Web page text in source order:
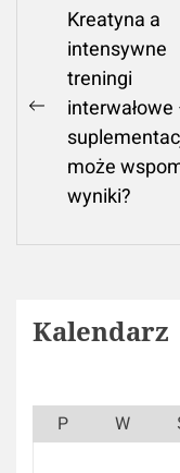
Nawigacja
wpisu
Previous
post:
Kreatyna a
intensywne
treningi
może
wyniki?
Kalendarz
P
W